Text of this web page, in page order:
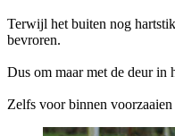
Terwijl het buiten nog
bevroren.
Dus om maar met de deur in
Zelfs voor binnen voorzaaien